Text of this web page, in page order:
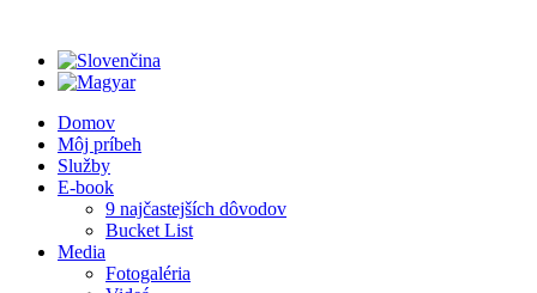
obsah
Domov
Môj príbeh
Služby
E-book
9 najčastejších dôvodov
Bucket List
Media
Fotogaléria